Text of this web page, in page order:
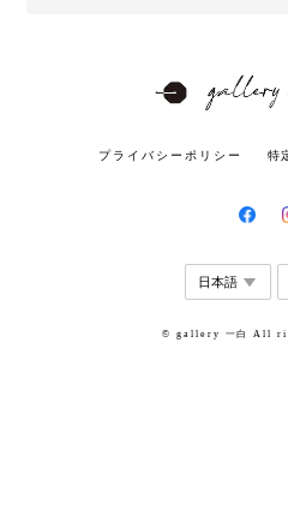
プライバシーポリシー 特
© gallery 一白 All